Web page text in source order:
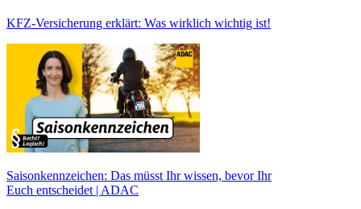
KFZ-Versicherung erklärt: Was wirklich wichtig ist!
Saisonkennzeichen: Das müsst Ihr wissen, bevor Ihr
Euch entscheidet | ADAC